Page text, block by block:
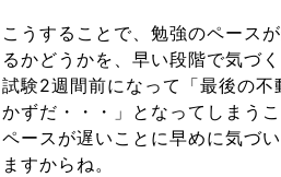
こうすることで、勉強のペース
るかどうかを、早い段階で気づ
試験2週間前になって「最後の不
かずだ・・・」となってしまう
ペースが遅いことに早めに気づ
ますからね。